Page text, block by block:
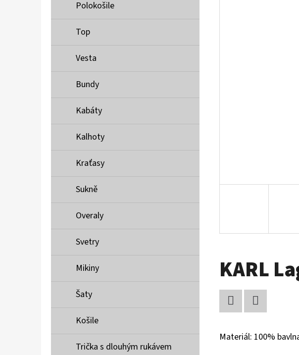
Polokošile
Top
Vesta
Bundy
Kabáty
Kalhoty
Kraťasy
Sukně
Overaly
Svetry
Mikiny
Šaty
Košile
Trička s dlouhým rukávem
KARL
Materiál: 100%
MUSTANG PÁSEK